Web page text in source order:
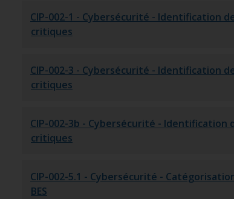
CIP-002-1 - Cybersécurité - Identification
critiques
CIP-002-3 - Cybersécurité - Identification
critiques
CIP-002-3b - Cybersécurité - Identification
critiques
CIP-002-5.1 - Cybersécurité -
BES